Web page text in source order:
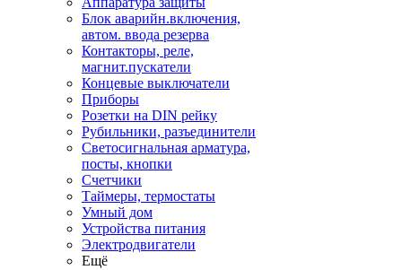
Блок аварийн.включения,
автом. ввода резерва
Контакторы, реле,
магнит.пускатели
Концевые выключатели
Приборы
Розетки на DIN рейку
Рубильники, разъединители
Светосигнальная арматура,
посты, кнопки
Счетчики
Таймеры, термостаты
Умный дом
Устройства питания
Электродвигатели
Ещё